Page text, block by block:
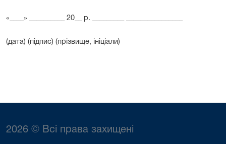
«____» __________ 20__ р. _________ ________________
(дата) (підпис) (прізвище, ініціали)
2026 © Всі права захищені